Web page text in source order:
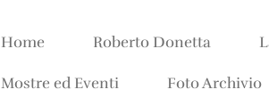
Home Roberto Donetta
Mostre ed Eventi Foto Archivio